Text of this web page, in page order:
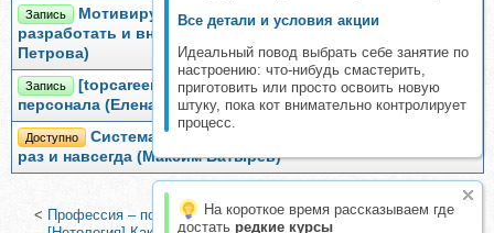
Все детали и условия акции
Идеальный повод выбрать себе занятие по
настроению: что-нибудь смастерить,
приготовить или просто освоить новую
штуку, пока кот внимательно контролирует
процесс.
На короткое время рассказываем где
достать редкие курсы
Запись
Мотивируем персонал. Как правильно
разработать и внедрить KPI. Пакет Стандарт (Марина
Петрова)
Запись
[topcareer] Управляем эффективностью
персонала (Елена Марьина)
Доступно
Система KPI мотивации сотрудников за 5 дней
раз и навсегда (Максим Батырев)
< Профессия – помощник руководителя (Константин Лазарев)|